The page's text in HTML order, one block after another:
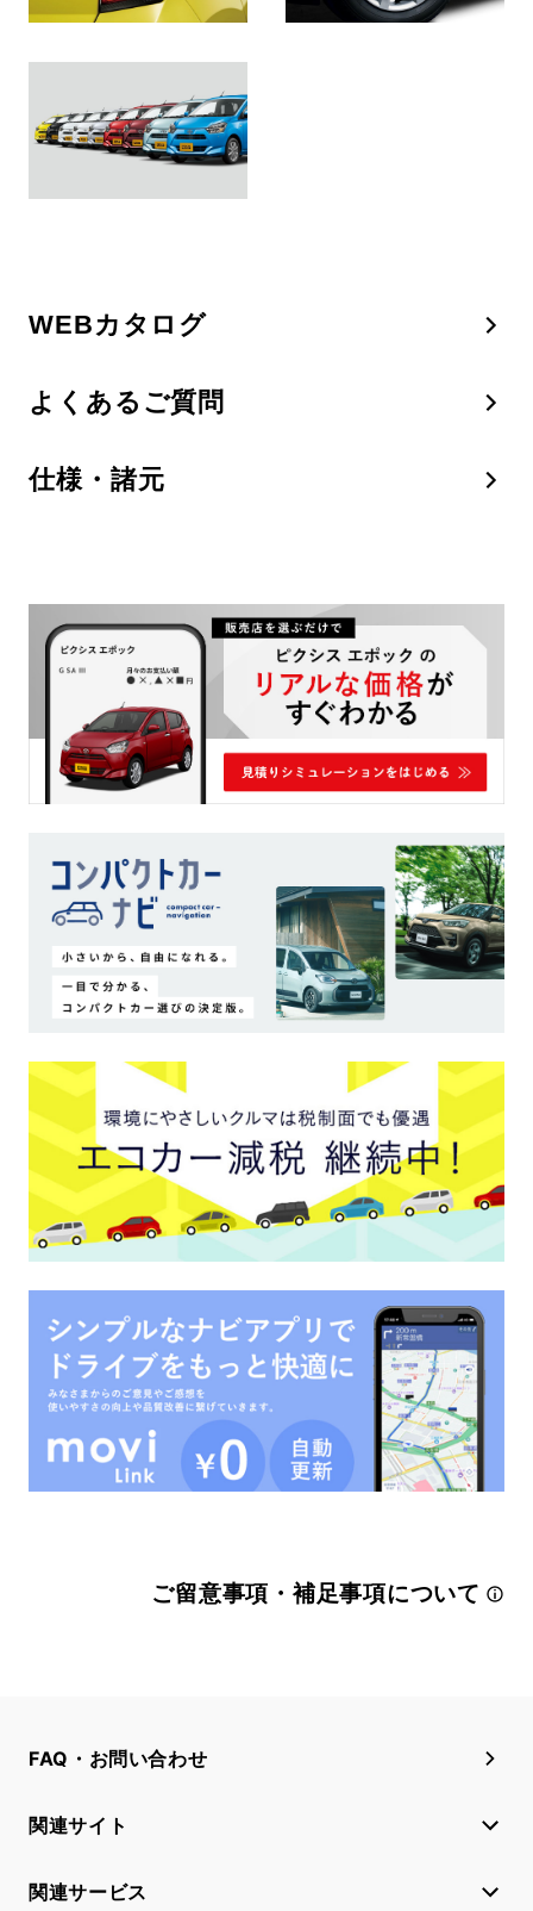
WEBカタログ
よくあるご質問
仕様・諸元
ご留意事項・補足事項について
FAQ・お問い合わせ
関連サイト
関連サービス